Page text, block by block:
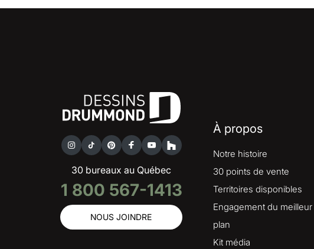
30 bureaux au Québec
1 800 567-1413
NOUS JOINDRE
À propos
Notre histoire
30 points de vente
Territoires disponibles
Engagement du meilleur
plan
Kit média